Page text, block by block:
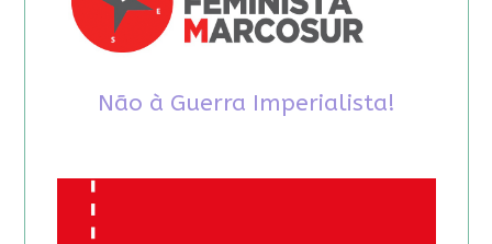
Não à Guerra Imperialista!